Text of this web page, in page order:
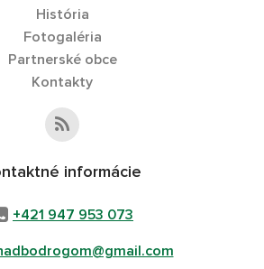
História
Fotogaléria
Partnerské obce
Kontakty
informácie
+421 947 953 073